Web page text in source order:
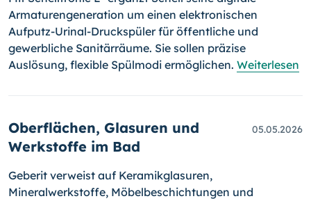
Armaturengeneration um einen elektronischen
Aufputz-Urinal-Druckspüler für öffentliche und
gewerbliche Sanitärräume. Sie sollen präzise
Auslösung, flexible Spülmodi ermöglichen. Weiterlesen
Oberflächen, Glasuren und
Werkstoffe im Bad
05.05.2026
Geberit verweist auf Keramikglasuren,
Mineralwerkstoffe, Möbelbeschichtungen und